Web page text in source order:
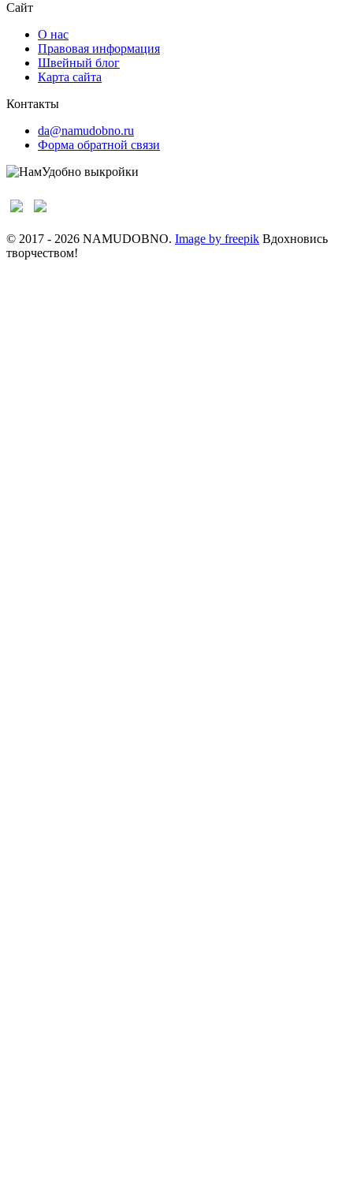
Сайт
О нас
Правовая информация
Швейный блог
Карта сайта
Контакты
da@namudobno.ru
Форма обратной связи
© 2017 - 2026 NAMUDOBNO. Image by freepik Вдохновись
творчеством!